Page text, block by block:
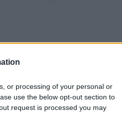
or processing of your personal or
use the below opt-out section to
request is processed you may